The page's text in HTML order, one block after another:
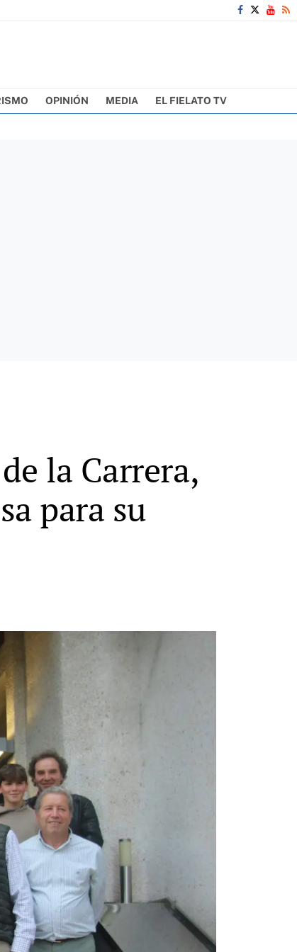
OPINIÓN MEDIA EL FIELATO TV
la Carrera,
para su